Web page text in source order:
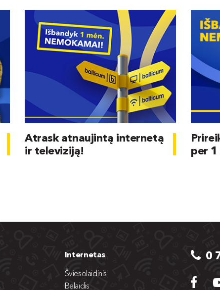
Atrask atnaujintą internetą
ir televiziją!
per 1
Internetas
Šviesolaidinis
Belaidis
0